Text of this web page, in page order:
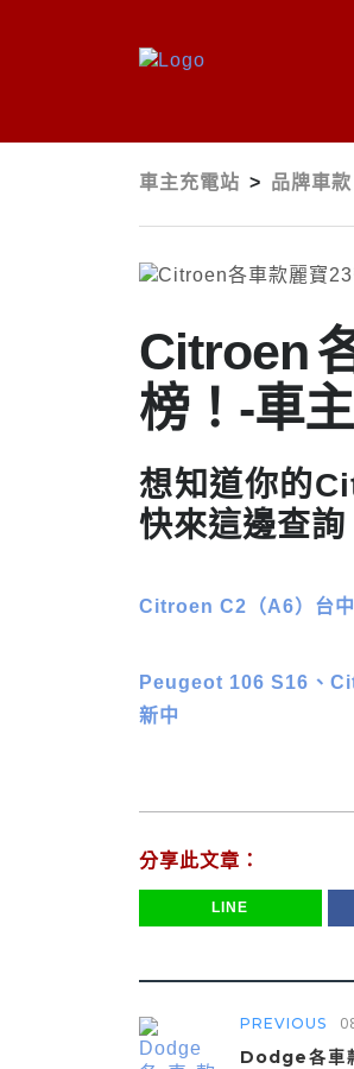
車主充電站 > 品牌車款
Citroen
榜！-車
想知道你的
快來這邊查詢
Citroen C2（A6）台中
Peugeot 106 S16、
新中
分享此文章：
LINE
PREVIOUS
Dodge各車